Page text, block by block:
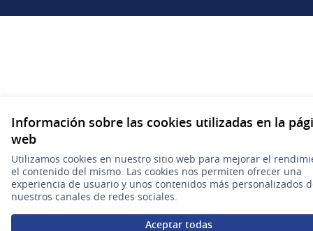
Información sobre las cookies utilizadas en la
web
Utilizamos cookies en nuestro sitio web para mejorar el
el contenido del mismo. Las cookies nos permiten ofrecer una
experiencia de usuario y unos contenidos más personalizados
nuestros canales de redes sociales.
Aceptar todas